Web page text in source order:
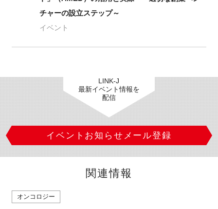
チャーの設立ステップ～
イベント
LINK-J
最新イベント情報を
配信
イベントお知らせメール登録
関連情報
オンコロジー